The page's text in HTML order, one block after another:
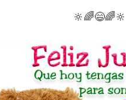
🔆 🌈😄🌈🔆